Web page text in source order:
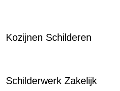
Kozijnen Schilderen
Schilderwerk Zakelijk